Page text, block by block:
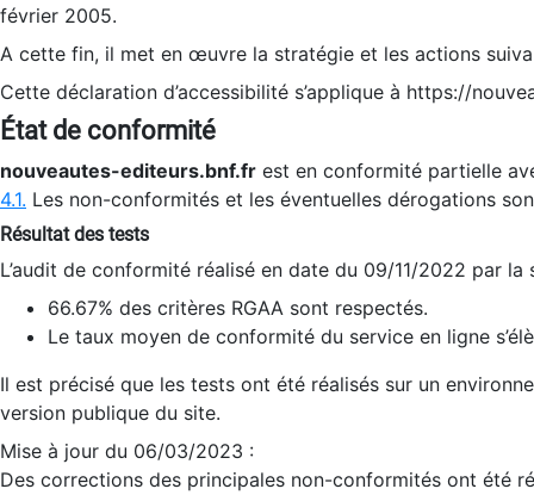
février 2005.
A cette fin, il met en œuvre la stratégie et les actions
Cette déclaration d’accessibilité s’applique à https://
État de conformité
nouveautes-editeurs.bnf.fr est en conformité partielle
4.1. Les non-conformités et les éventuelles dérogations
Résultat des tests
L’audit de conformité réalisé en date du 09/11/2022 par
66.67% des critères RGAA sont respectés.
Le taux moyen de conformité du service en ligne
Il est précisé que les tests ont été réalisés sur un
version publique du site.
Mise à jour du 06/03/2023 :
Des corrections des principales non-conformités ont été